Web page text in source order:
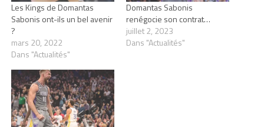
Les Kings de Domantas
Sabonis ont-ils un bel avenir
?
mars 20, 2022
Dans "Actualités"
Domantas Sabonis
renégocie son contrat…
juillet 2, 2023
Dans "Actualités"